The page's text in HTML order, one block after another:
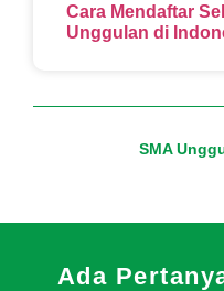
Cara Mendaftar
Unggulan di
SMA
Ada